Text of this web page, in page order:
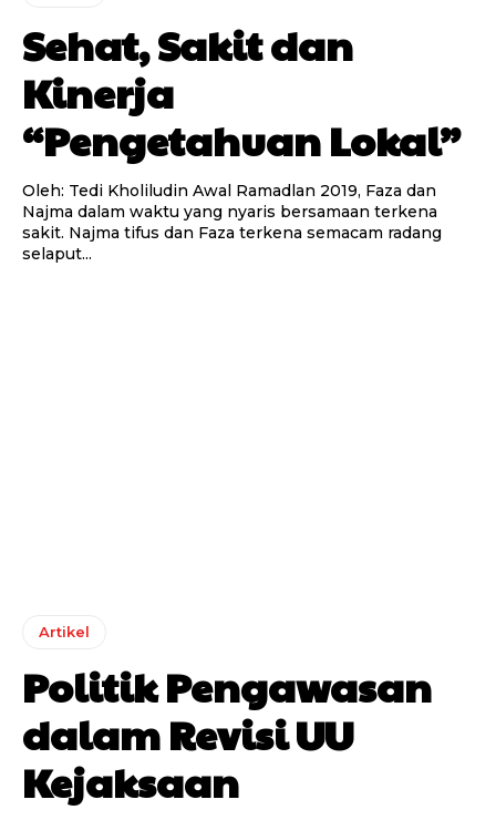
Sehat, Sakit dan
Kinerja
“Pengetahuan Lokal”
Oleh: Tedi Kholiludin Awal Ramadlan 2019, Faza dan
Najma dalam waktu yang nyaris bersamaan terkena
sakit. Najma tifus dan Faza terkena semacam radang
selaput...
Artikel
Politik Pengawasan
dalam Revisi UU
Kejaksaan